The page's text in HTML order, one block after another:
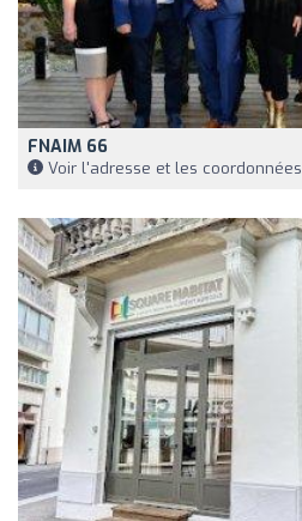
FNAIM 66
Voir l'adresse et les coordonnées